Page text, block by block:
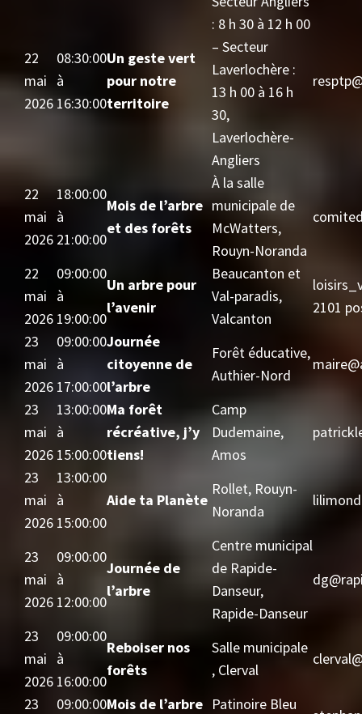
22
mai
2026
08:30:00
à
16:30:00
Un geste vert
pour notre
territoire
: 8 h 30 à 12 h 00
– Secteur
Laverlochère :
13 h 00 à 16 h
30,
Laverlochère-
Angliers
22
mai
2026
18:00:00
à
21:00:00
Mois de l’arbre
et des forêts
À la salle
municipale de
McWatters,
Rouyn-Noranda
22
mai
2026
09:00:00
à
19:00:00
Un arbre pour
l’avenir
Beaucanton et
Val-paradis,
Valcanton
2101
23
mai
2026
09:00:00
à
17:00:00
Journée
citoyenne de
l’arbre
Forêt éducative,
Authier-Nord
23
mai
2026
13:00:00
à
15:00:00
Ma forêt
récréative, j’y
tiens!
Camp
Dudemaine,
Amos
23
mai
2026
13:00:00
à
15:00:00
Aide ta Planète
Rollet, Rouyn-
Noranda
23
mai
2026
09:00:00
à
12:00:00
Journée de
l’arbre
Centre municipal
de Rapide-
Danseur,
Rapide-Danseur
23
mai
2026
09:00:00
à
16:00:00
Reboiser nos
forêts
Salle municipale
, Clerval
23 09:00:00Mois de l’arbre Patinoire Bleu